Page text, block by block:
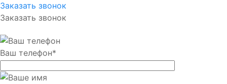
Заказать звонок
Заказать звонок
Ваш телефон*